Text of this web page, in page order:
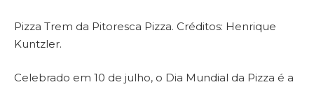
Pizza Trem da Pitoresca Pizza. Créditos: Henrique
Kuntzler.
Celebrado em 10 de julho, o Dia Mundial da Pizza é a